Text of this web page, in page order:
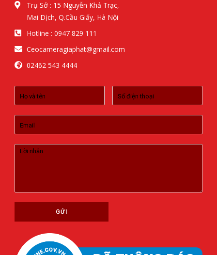
Trụ Sở : 15 Nguyễn Khả Trạc,
Mai Dịch, Q.Cầu Giấy, Hà Nội
Hotline : 0947 829 111
Ceocameragiaphat@gmail.com
02462 543 4444
GỬI